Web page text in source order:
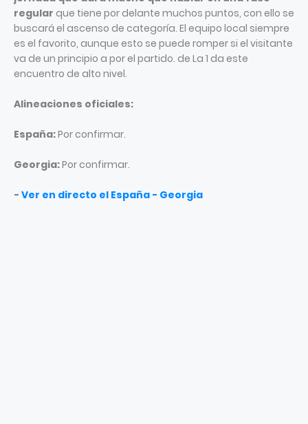
regular que tiene por delante muchos puntos, con ello se
buscará el ascenso de categoría. El equipo local siempre
es el favorito, aunque esto se puede romper si el visitante
va de un principio a por el partido. de La 1 da este
encuentro de alto nivel.
Alineaciones oficiales:
España:Por confirmar.
Georgia:Por confirmar.
- Ver en directo el España - Georgia